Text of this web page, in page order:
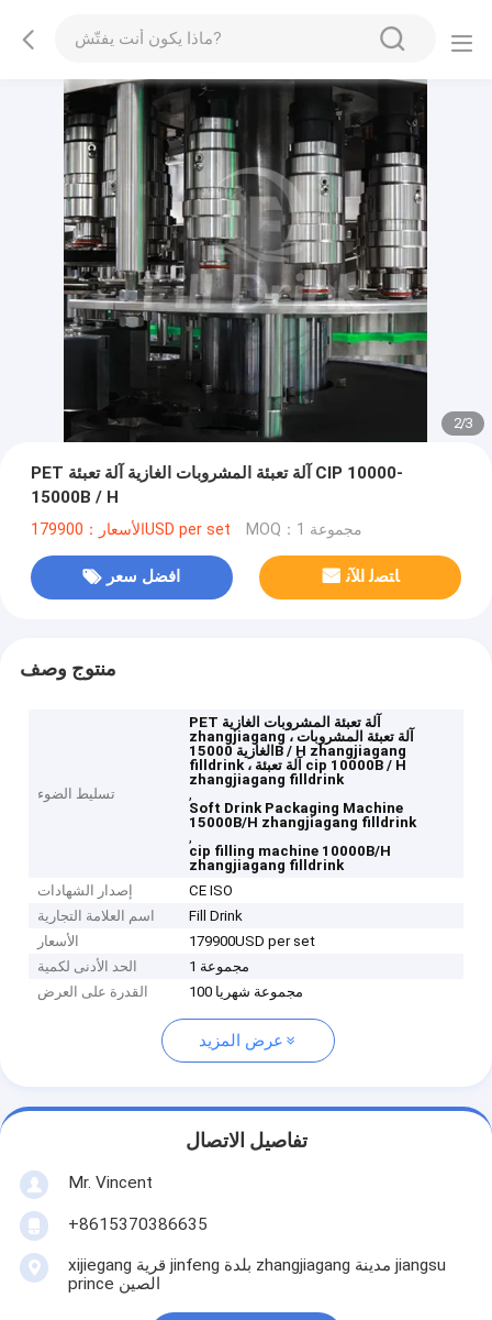
2/3
PET آلة تعبئة المشروبات الغازية آلة تعبئة CIP 10000-
15000B / H
الأسعار：179900USD per set MOQ：1 مجموعة
افضل سعر ﺎﺘﺼﻟ ﺍﻶﻧ
منتوج وصف
تسليط الضوء
PET آلة تعبئة المشروبات الغازية
zhangjiagang ، آلة تعبئة المشروبات
الغازية 15000B / H zhangjiagang
filldrink ، آلة تعبئة cip 10000B / H
zhangjiagang filldrink
,
Soft Drink Packaging Machine
15000B/H zhangjiagang filldrink
,
cip filling machine 10000B/H
zhangjiagang filldrink
إصدار الشهادات
CE ISO
اسم العلامة التجارية
Fill Drink
الأسعار
179900USD per set
الحد الأدنى لكمية
1 مجموعة
القدرة على العرض
100 مجموعة شهريا
عرض المزيد
تفاصيل الاتصال
Mr. Vincent
+8615370386635
xijiegang قرية jinfeng بلدة zhangjiagang مدينة jiangsu
prince الصين